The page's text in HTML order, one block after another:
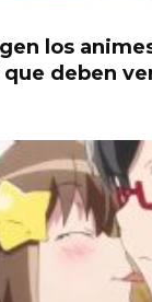
los
que deben